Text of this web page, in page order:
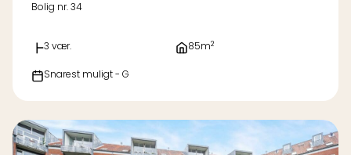
Bolig nr. 34
3 vær. 85m2
Snarest muligt - G